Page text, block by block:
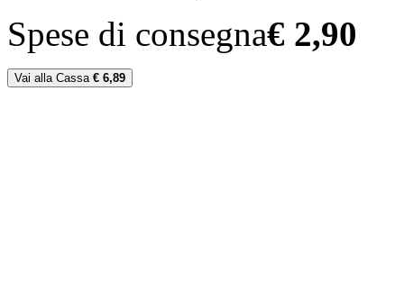
Spese di consegna€ 2,90
Vai alla Cassa € 6,89